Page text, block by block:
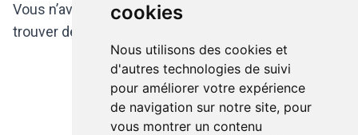
cookies
Nous utilisons des cookies et
d'autres technologies de suivi
pour améliorer votre expérience
de navigation sur notre site, pour
vous montrer un contenu
Vous n’avez donc plus d’excuses pour ne pas
trouver de salle proche de chez vous !
Kaya Josse